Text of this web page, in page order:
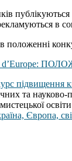
в
положенні
d’Europe:
підвищення
та науково-
Європа,